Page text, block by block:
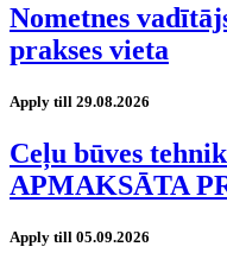
Nometnes
prakses vieta
Apply till 29.08.2026
Ceļu būves
APMAKSĀTA
Apply till 05.09.2026